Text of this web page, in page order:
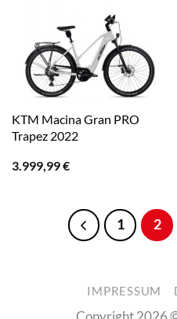
KTM Macina Gran PRO
Trapez 2022
3.999,99€
1 2
IMPRESSUM